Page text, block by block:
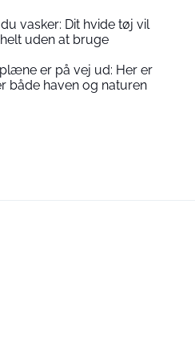
vasker: Dit hvide tøj vil
uden at bruge
er på vej ud: Her er
både haven og naturen